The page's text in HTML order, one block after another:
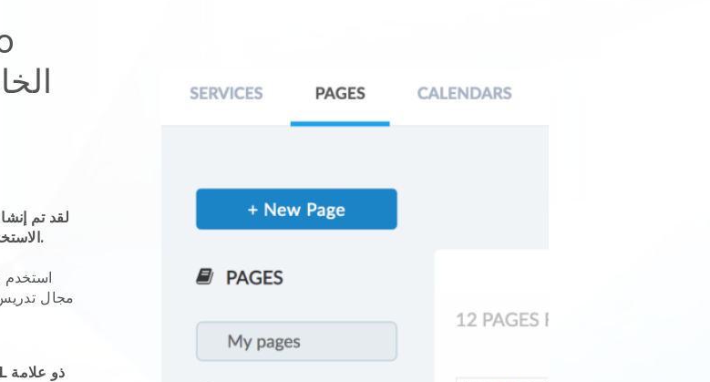
لقد تم
الاستخدام بالنسبة لأي شخص ، ونحن على يقين من أنه يشملك.
استخدم
مجال تدريس